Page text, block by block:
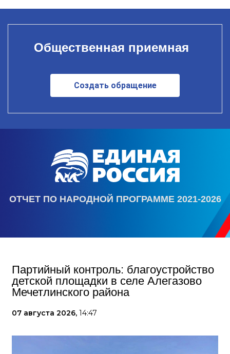
Общественная приемная
Создать обращение
ОТЧЕТ ПО НАРОДНОЙ ПРОГРАММЕ 2021-2026
Партийный контроль: благоустройство
детской площадки в селе Алегазово
Мечетлинского района
07 августа 2026, 14:47